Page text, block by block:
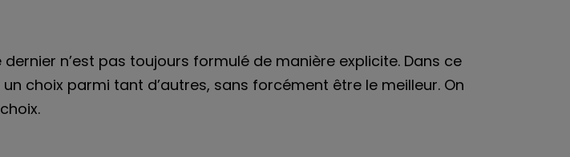
n’est pas toujours formulé de manière explicite. Dans ce
choix parmi tant d’autres, sans forcément être le meilleur. On